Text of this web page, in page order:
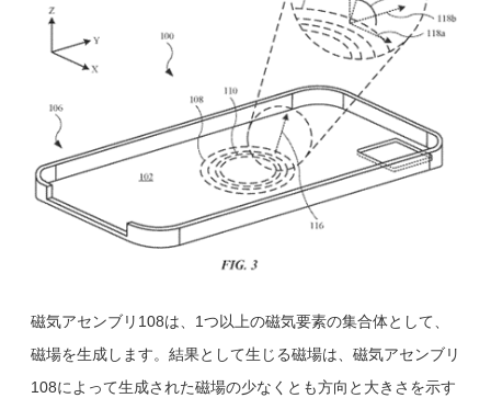
磁気アセンブリ108は、1つ以上の磁気要素の集合体として、
磁場を生成します。結果として生じる磁場は、磁気アセンブリ
108によって生成された磁場の少なくとも方向と大きさを示す